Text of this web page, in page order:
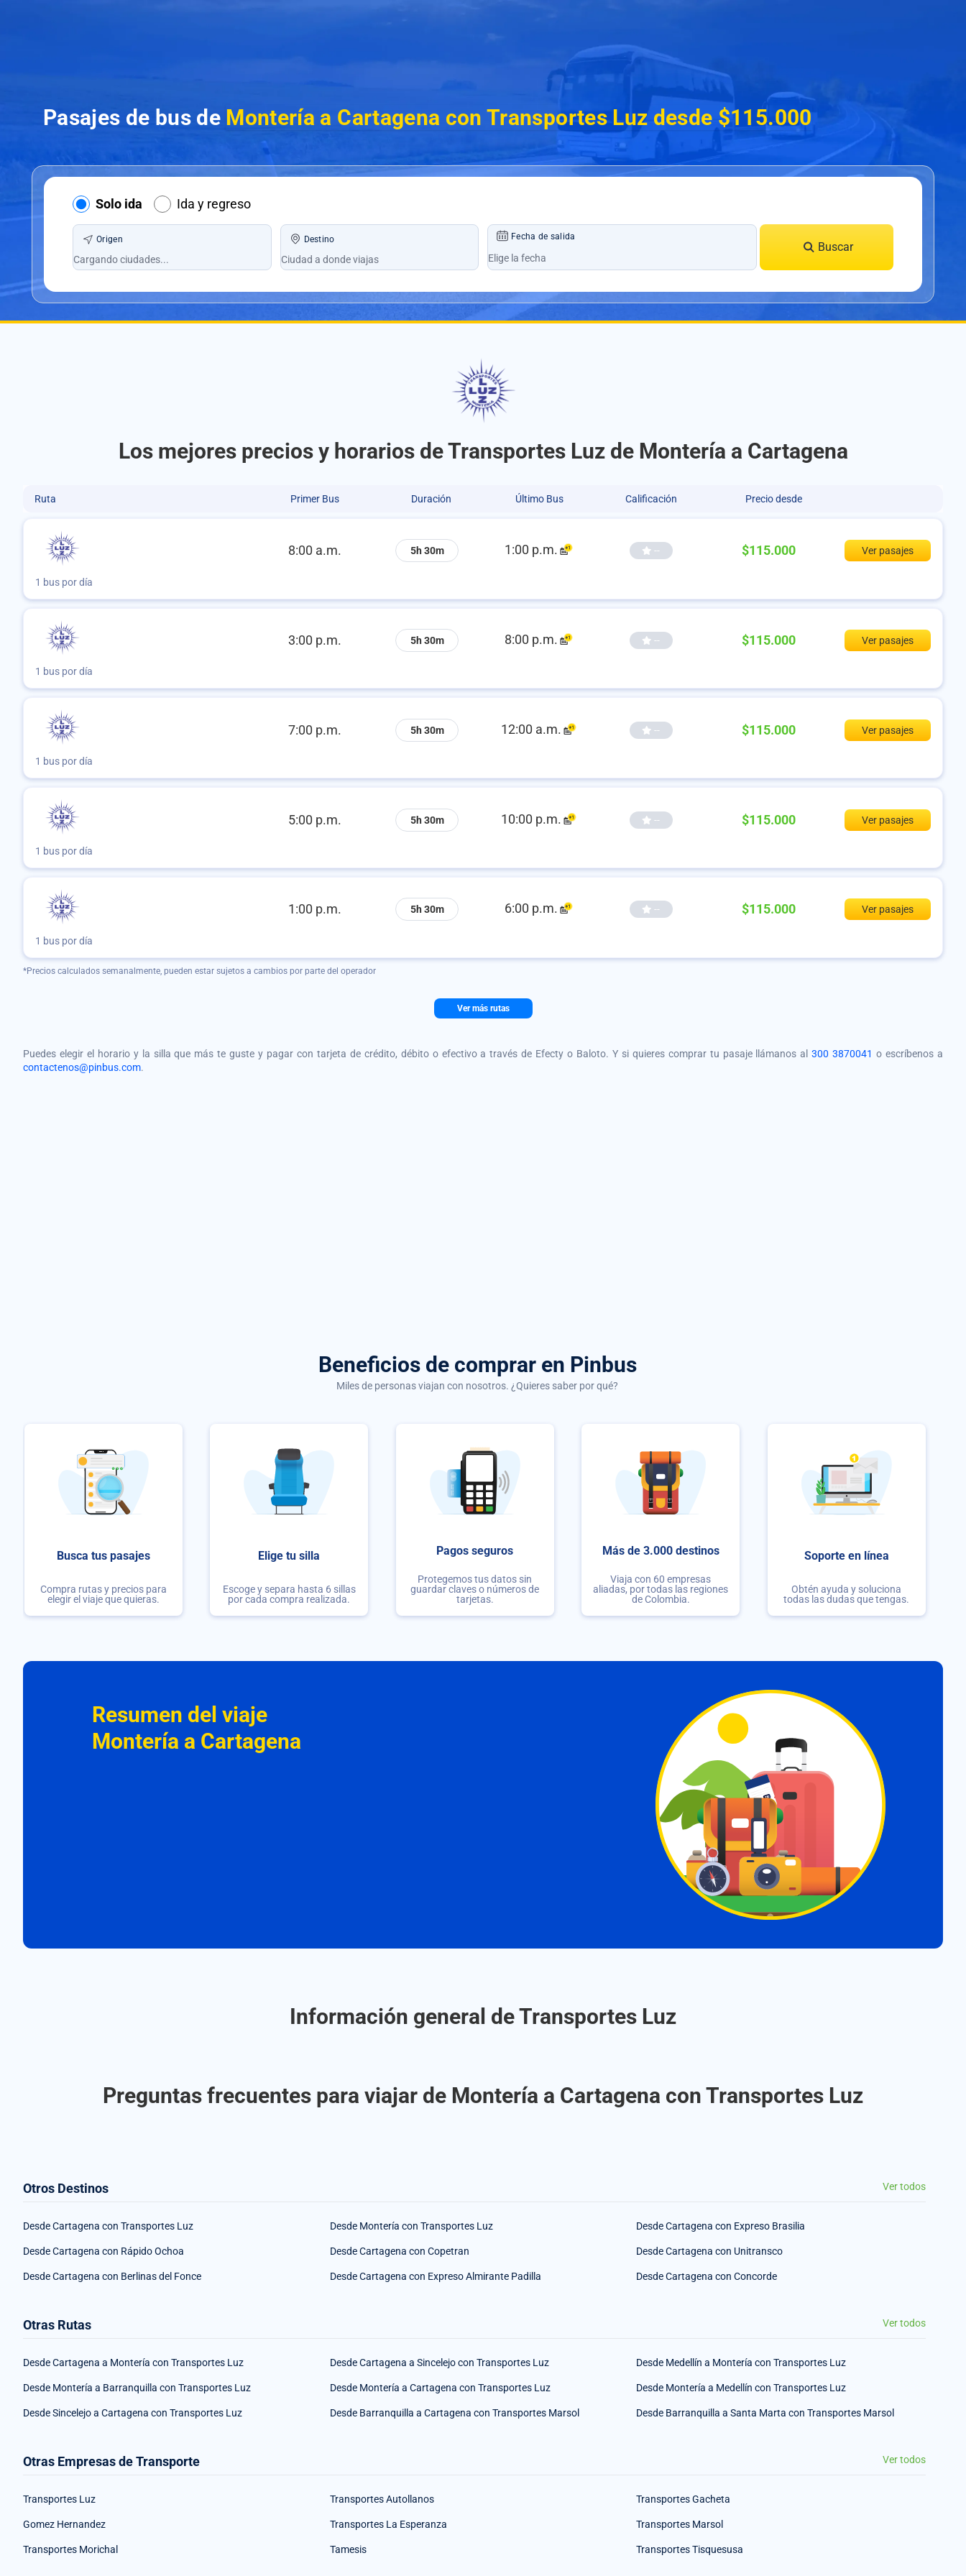
Pasajes de bus de Montería a Cartagena con Transportes Luz desde $115.000
Solo ida Ida y regreso
Origen Destino Fecha de salida
Buscar
Los mejores precios y horarios de Transportes Luz de Montería a Cartagena
Ruta Primer Bus Duración Último Bus Calificación Precio desde
8:00 a.m. 5h 30m 1:00 p.m. -- $115.000 Ver pasajes
1 bus por día
3:00 p.m. 5h 30m 8:00 p.m. -- $115.000 Ver pasajes
1 bus por día
7:00 p.m. 5h 30m 12:00 a.m. -- $115.000 Ver pasajes
1 bus por día
5:00 p.m. 5h 30m 10:00 p.m. -- $115.000 Ver pasajes
1 bus por día
1:00 p.m. 5h 30m 6:00 p.m. -- $115.000 Ver pasajes
1 bus por día
*Precios calculados semanalmente, pueden estar sujetos a cambios por parte del operador
Ver más rutas
Puedes elegir el horario y la silla que más te guste y pagar con tarjeta de crédito, débito o efectivo a través de Efecty o Baloto. Y si quieres comprar tu pasaje llámanos al300 3870041 o escríbenos a
contactenos@pinbus.com.
Beneficios de comprar en Pinbus
Miles de personas viajan con nosotros. ¿Quieres saber por qué?
Busca tus pasajes
Compra rutas y precios para
elegir el viaje que quieras.
Elige tu silla
Escoge y separa hasta 6 sillas
por cada compra realizada.
Pagos seguros
Protegemos tus datos sin
guardar claves o números de
tarjetas.
Más de 3.000 destinos
Viaja con 60 empresas
aliadas, por todas las regiones
de Colombia.
Soporte en línea
Obtén ayuda y soluciona
todas las dudas que tengas.
Resumen del viaje
Montería a Cartagena
Información general de Transportes Luz
Preguntas frecuentes para viajar de Montería a Cartagena con Transportes Luz
Otros Destinos Ver todos
Desde Cartagena con Transportes Luz Desde Montería con Transportes Luz Desde Cartagena con Expreso Brasilia
Desde Cartagena con Rápido Ochoa Desde Cartagena con Copetran Desde Cartagena con Unitransco
Desde Cartagena con Berlinas del Fonce Desde Cartagena con Expreso Almirante Padilla Desde Cartagena con Concorde
Otras Rutas Ver todos
Desde Cartagena a Montería con Transportes Luz Desde Cartagena a Sincelejo con Transportes Luz Desde Medellín a Montería con Transportes Luz
Desde Montería a Barranquilla con Transportes Luz Desde Montería a Cartagena con Transportes Luz Desde Montería a Medellín con Transportes Luz
Desde Sincelejo a Cartagena con Transportes Luz Desde Barranquilla a Cartagena con Transportes Marsol Desde Barranquilla a Santa Marta con Transportes Marsol
Otras Empresas de Transporte Ver todos
Transportes Luz Transportes Autollanos Transportes Gacheta
Gomez Hernandez Transportes La Esperanza Transportes Marsol
Transportes Morichal Tamesis Transportes Tisquesusa